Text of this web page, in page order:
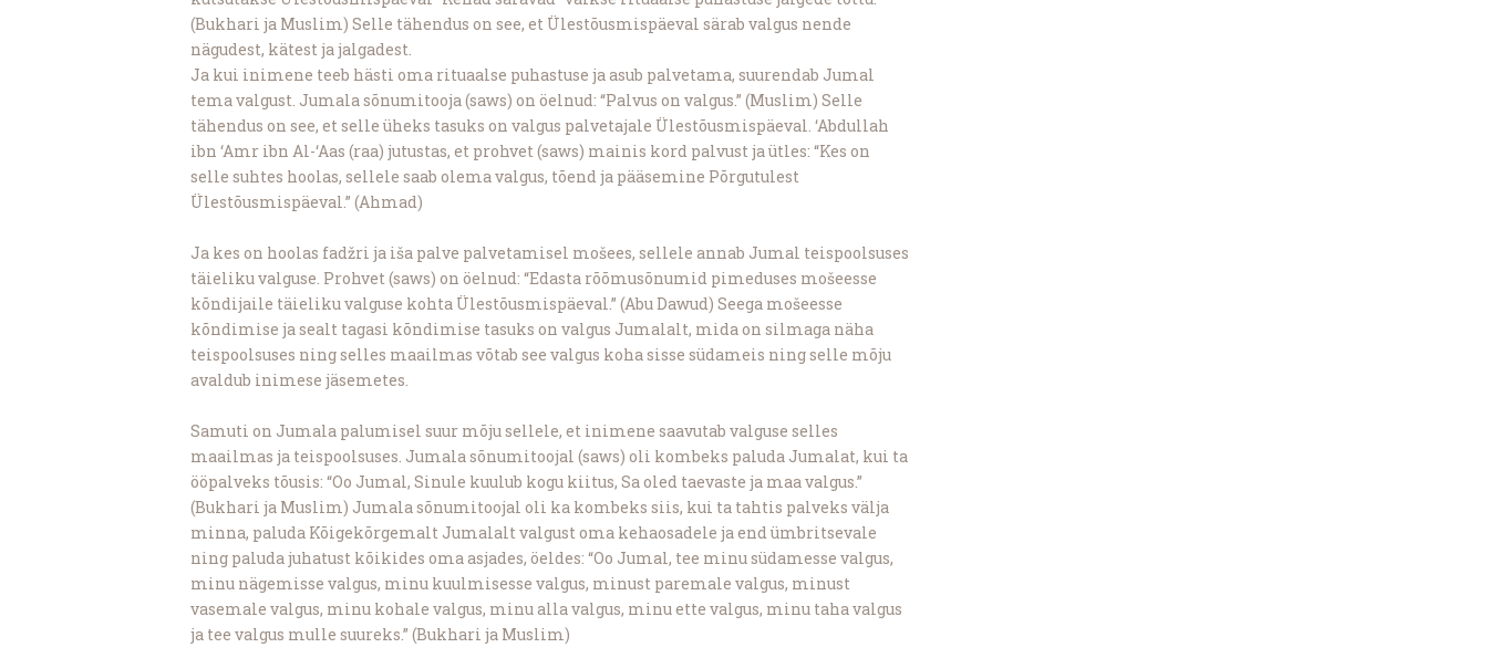
(Bukhari ja Muslim) Selle tähendus on see, et Ülestõusmispäeval särab valgus nende
nägudest, kätest ja jalgadest.
Ja kui inimene teeb hästi oma rituaalse puhastuse ja asub palvetama, suurendab Jumal
tema valgust. Jumala sõnumitooja (saws) on öelnud: “Palvus on valgus.” (Muslim) Selle
tähendus on see, et selle üheks tasuks on valgus palvetajale Ülestõusmispäeval. ‘Abdullah
ibn ‘Amr ibn Al-‘Aas (raa) jutustas, et prohvet (saws) mainis kord palvust ja ütles: “Kes on
selle suhtes hoolas, sellele saab olema valgus, tõend ja pääsemine Põrgutulest
Ülestõusmispäeval.” (Ahmad)
Ja kes on hoolas fadžri ja iša palve palvetamisel mošees, sellele annab Jumal teispoolsuses
täieliku valguse. Prohvet (saws) on öelnud: “Edasta rõõmusõnumid pimeduses mošeesse
kõndijaile täieliku valguse kohta Ülestõusmispäeval.” (Abu Dawud) Seega mošeesse
kõndimise ja sealt tagasi kõndimise tasuks on valgus Jumalalt, mida on silmaga näha
teispoolsuses ning selles maailmas võtab see valgus koha sisse südameis ning selle mõju
avaldub inimese jäsemetes.
Samuti on Jumala palumisel suur mõju sellele, et inimene saavutab valguse selles
maailmas ja teispoolsuses. Jumala sõnumitoojal (saws) oli kombeks paluda Jumalat, kui ta
ööpalveks tõusis: “Oo Jumal, Sinule kuulub kogu kiitus, Sa oled taevaste ja maa valgus.”
(Bukhari ja Muslim) Jumala sõnumitoojal oli ka kombeks siis, kui ta tahtis palveks välja
minna, paluda Kõigekõrgemalt Jumalalt valgust oma kehaosadele ja end ümbritsevale
ning paluda juhatust kõikides oma asjades, öeldes: “Oo Jumal, tee minu südamesse valgus,
minu nägemisse valgus, minu kuulmisesse valgus, minust paremale valgus, minust
vasemale valgus, minu kohale valgus, minu alla valgus, minu ette valgus, minu taha valgus
ja tee valgus mulle suureks.” (Bukhari ja Muslim)